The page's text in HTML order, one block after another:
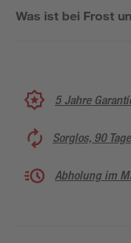
Was ist bei Frost
5 Jahre
Sorglos, 90
Abholung im